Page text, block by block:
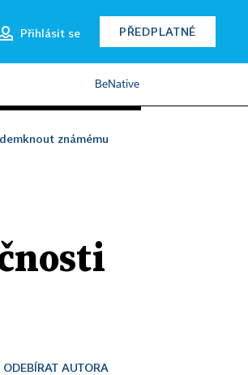
Přihlásit se PŘEDPLATNÉ
BeNative
známému
ODEBÍRAT AUTORA